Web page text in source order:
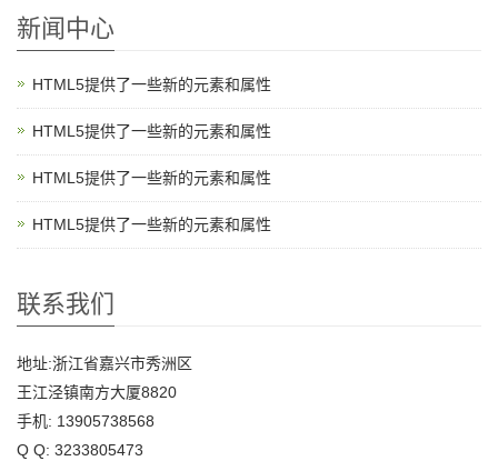
新闻中心
HTML5提供了一些新的元素和属性
HTML5提供了一些新的元素和属性
HTML5提供了一些新的元素和属性
HTML5提供了一些新的元素和属性
联系我们
地址:浙江省嘉兴市秀洲区
王江泾镇南方大厦8820
手机: 13905738568
Q Q: 3233805473